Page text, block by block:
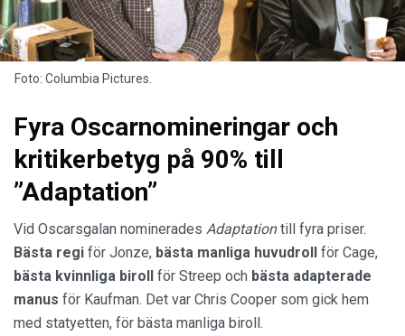
Foto: Columbia Pictures.
Fyra Oscarnomineringar och
kritikerbetyg på 90% till
”Adaptation”
Vid Oscarsgalan nominerades Adaptationtill fyra priser.
Bästa regi för Jonze, bästa manliga huvudroll för Cage,
bästa kvinnliga biroll för Streep och bästa adapterade
manus för Kaufman. Det var Chris Cooper som gick hem
med statyetten, för bästa manliga biroll.